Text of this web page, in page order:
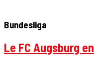
Bundesliga
Le FC Augsburg